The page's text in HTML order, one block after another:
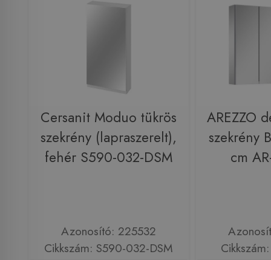
Cersanit Moduo tükrös
szekrény (lapraszerelt),
fehér S590-032-DSM
Azonosító: 225532
Cikkszám: S590-032-DSM
AREZZO
szekrény
cm